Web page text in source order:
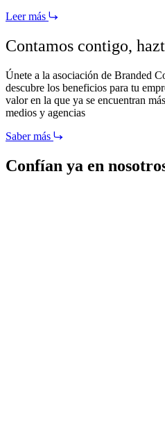
Leer más
Contamos contigo,
Únete a la asociación de Branded
descubre los beneficios para tu
valor en la que ya se encuentran
medios y agencias
Saber más
Confían ya en